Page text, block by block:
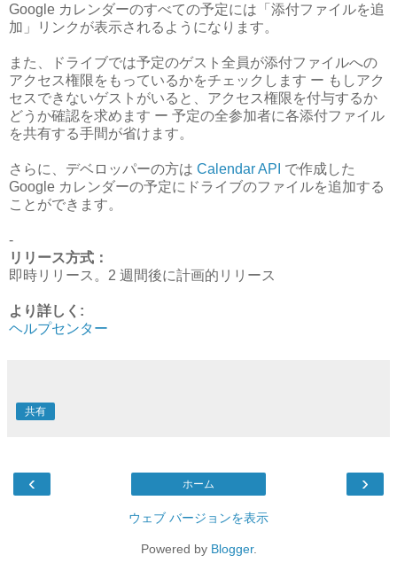
Google カレンダーのすべての予定には「添付ファイルを追
加」リンクが表示されるようになります。
また、ドライブでは予定のゲスト全員が添付ファイルへの
アクセス権限をもっているかをチェックします ー もしアク
セスできないゲストがいると、アクセス権限を付与するか
どうか確認を求めます ー 予定の全参加者に各添付ファイル
を共有する手間が省けます。
さらに、デベロッパーの方は Calendar API で作成した
Google カレンダーの予定にドライブのファイルを追加する
ことができます。
-
リリース方式：
即時リリース。2 週間後に計画的リリース
より詳しく:
ヘルプセンター
共有
‹ ›
ホーム
ウェブ バージョンを表示
Powered by Blogger.